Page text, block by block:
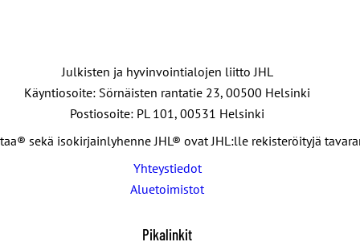
Julkisten ja hyvinvointialojen liitto JHL
Käyntiosoite: Sörnäisten rantatie 23, 00500 Helsinki
Postiosoite: PL 101, 00531 Helsinki
sekä isokirjainlyhenne JHL® ovat JHL:lle rekisteröityjä
Yhteystiedot
Aluetoimistot
Pikalinkit